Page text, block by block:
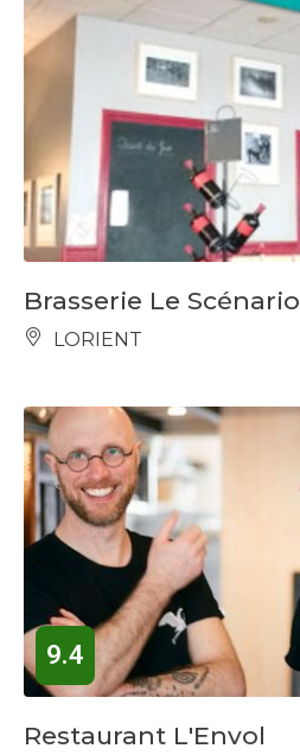
Brasserie Le Scénario
LORIENT
9.4
Restaurant L'Envol